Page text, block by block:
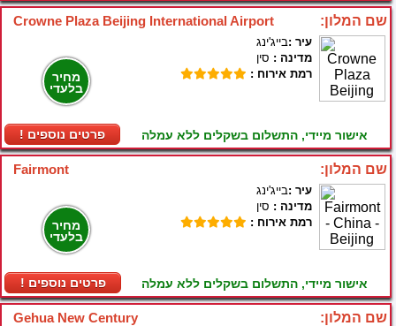
Crowne Plaza Beijing International Airport שם המלון:
מחיר
בלעדי
! פרטים נוספים
עיר :בייג'ינג
מדינה : סין
רמת אירוח :
אישור מיידי, התשלום בשקלים ללא עמלה
Fairmont שם המלון:
מחיר
בלעדי
! פרטים נוספים
עיר :בייג'ינג
מדינה : סין
רמת אירוח :
אישור מיידי, התשלום בשקלים ללא עמלה
Gehua New Century שם המלון: